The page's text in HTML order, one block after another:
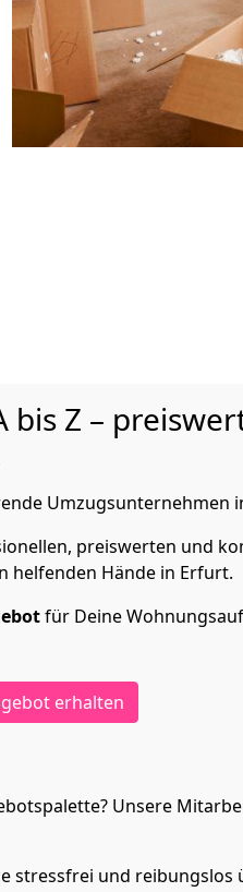
bis Z –
Umzugsunternehmen
preiswerten und
helfenden Hände in Erfurt.
für Deine
erhalten
Unsere
stressfrei und reibungslos